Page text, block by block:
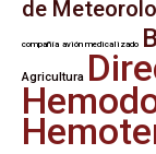
de
compañía avión medicalizado
Agricultura